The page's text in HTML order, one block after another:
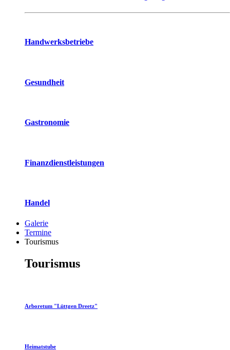
Handwerksbetriebe
Gesundheit
Gastronomie
Finanzdienstleistungen
Handel
Galerie
Termine
Tourismus
Tourismus
Arboretum "Lüttgen Dreetz"
Heimatstube